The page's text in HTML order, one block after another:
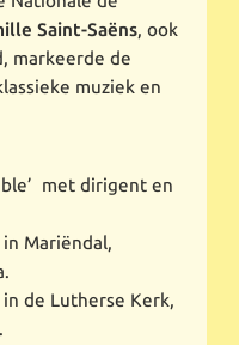
Saint-Saëns, ook
markeerde de
muziek en
met dirigent en
Mariëndal,
de Lutherse Kerk,